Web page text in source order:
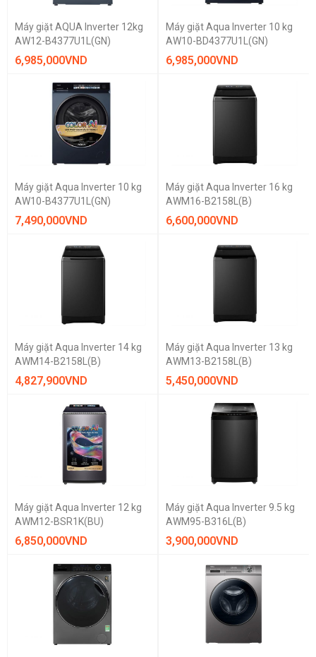
Máy giặt AQUA Inverter 12kg
AW12-B4377U1L(GN)
6,985,000VND
Máy giặt Aqua Inverter 10 kg
AW10-BD4377U1L(GN)
6,985,000VND
Máy giặt Aqua Inverter 10 kg
AW10-B4377U1L(GN)
7,490,000VND
Máy giặt Aqua Inverter 16 kg
AWM16-B2158L(B)
6,600,000VND
Máy giặt Aqua Inverter 14 kg
AWM14-B2158L(B)
4,827,900VND
Máy giặt Aqua Inverter 13 kg
AWM13-B2158L(B)
5,450,000VND
Máy giặt Aqua Inverter 12 kg
AWM12-BSR1K(BU)
6,850,000VND
Máy giặt Aqua Inverter 9.5 kg
AWM95-B316L(B)
3,900,000VND